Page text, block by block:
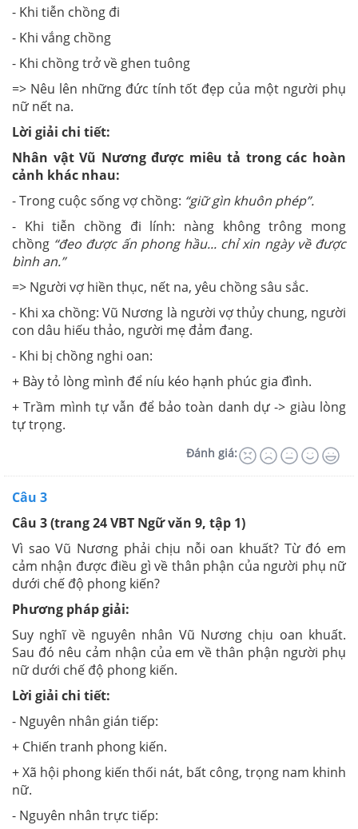
- Khi tiễn chồng đi
- Khi vắng chồng
- Khi chồng trở về ghen tuông
=> Nêu lên những đức tính tốt đẹp của một người phụ
nữ nết na.
Lời giải chi tiết:
Nhân vật Vũ Nương được miêu tả trong các hoàn
cảnh khác nhau:
- Trong cuộc sống vợ chồng: “giữ gìn khuôn phép”.
- Khi tiễn chồng đi lính: nàng không trông mong
chồng “đeo được ấn phong hầu... chỉ xin ngày về được
bình an.”
=> Người vợ hiền thục, nết na, yêu chồng sâu sắc.
- Khi xa chồng: Vũ Nương là người vợ thủy chung, người
con dâu hiếu thảo, người mẹ đảm đang.
- Khi bị chồng nghi oan:
+ Bày tỏ lòng mình để níu kéo hạnh phúc gia đình.
+ Trầm mình tự vẫn để bảo toàn danh dự -> giàu lòng
tự trọng.
Đánh giá:
Câu 3
Câu 3(trang 24 VBT Ngữ văn 9, tập 1)
Vì sao Vũ Nương phải chịu nỗi oan khuất? Từ đó em
cảm nhận được điều gì về thân phận của người phụ nữ
dưới chế độ phong kiến?
Phương pháp giải:
Suy nghĩ về nguyên nhân Vũ Nương chịu oan khuất.
Sau đó nêu cảm nhận của em về thân phận người phụ
nữ dưới chế độ phong kiến.
Lời giải chi tiết:
- Nguyên nhân gián tiếp:
+ Chiến tranh phong kiến.
+ Xã hội phong kiến thối nát, bất công, trọng nam khinh
nữ.
- Nguyên nhân trực tiếp: